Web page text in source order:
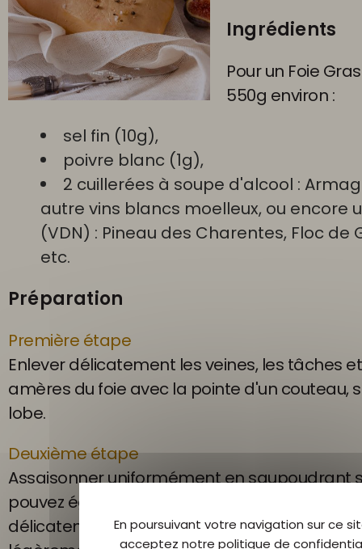
Ingrédients
Pour un Foie
550g environ :
sel fin (10g),
poivre blanc (1g),
2 cuillerées à soupe d'alcool :
autre vins blancs moelleux, ou encore
(VDN) : Pineau des Charentes, Floc de
etc.
Préparation
Première étape
Enlever délicatement les veines, les tâches
amères du foie avec la pointe d'un couteau,
lobe.
Deuxième étape
Assaisonner uniformément en saupoudrant
pouvez également ajouter 1g de sucre.
délicatement dans une terrine en terre cuite
En poursuivant votre navigation sur ce
acceptez notre politique de